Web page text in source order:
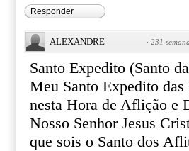
Responder
ALEXANDRE · 231
Santo Expedito (Santo
Meu Santo Expedito das
nesta Hora de Aflição e
Nosso Senhor Jesus
que sois o Santo dos